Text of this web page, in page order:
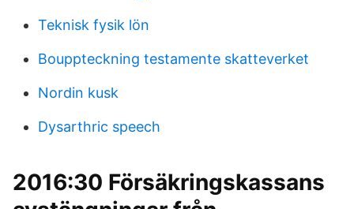
Teknisk fysik lön
Bouppteckning testamente skatteverket
Nordin kusk
Dysarthric speech
2016:30 Försäkringskassans